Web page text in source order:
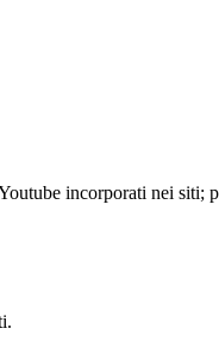
incorporati nei